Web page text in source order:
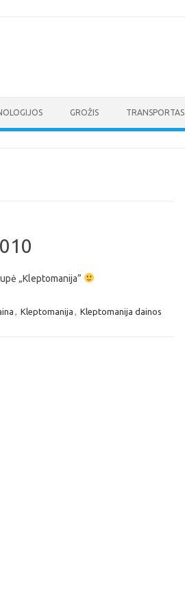
GROŽIS TRANSPORTAS
„Kleptomanija”
, Kleptomanija , Kleptomanija dainos